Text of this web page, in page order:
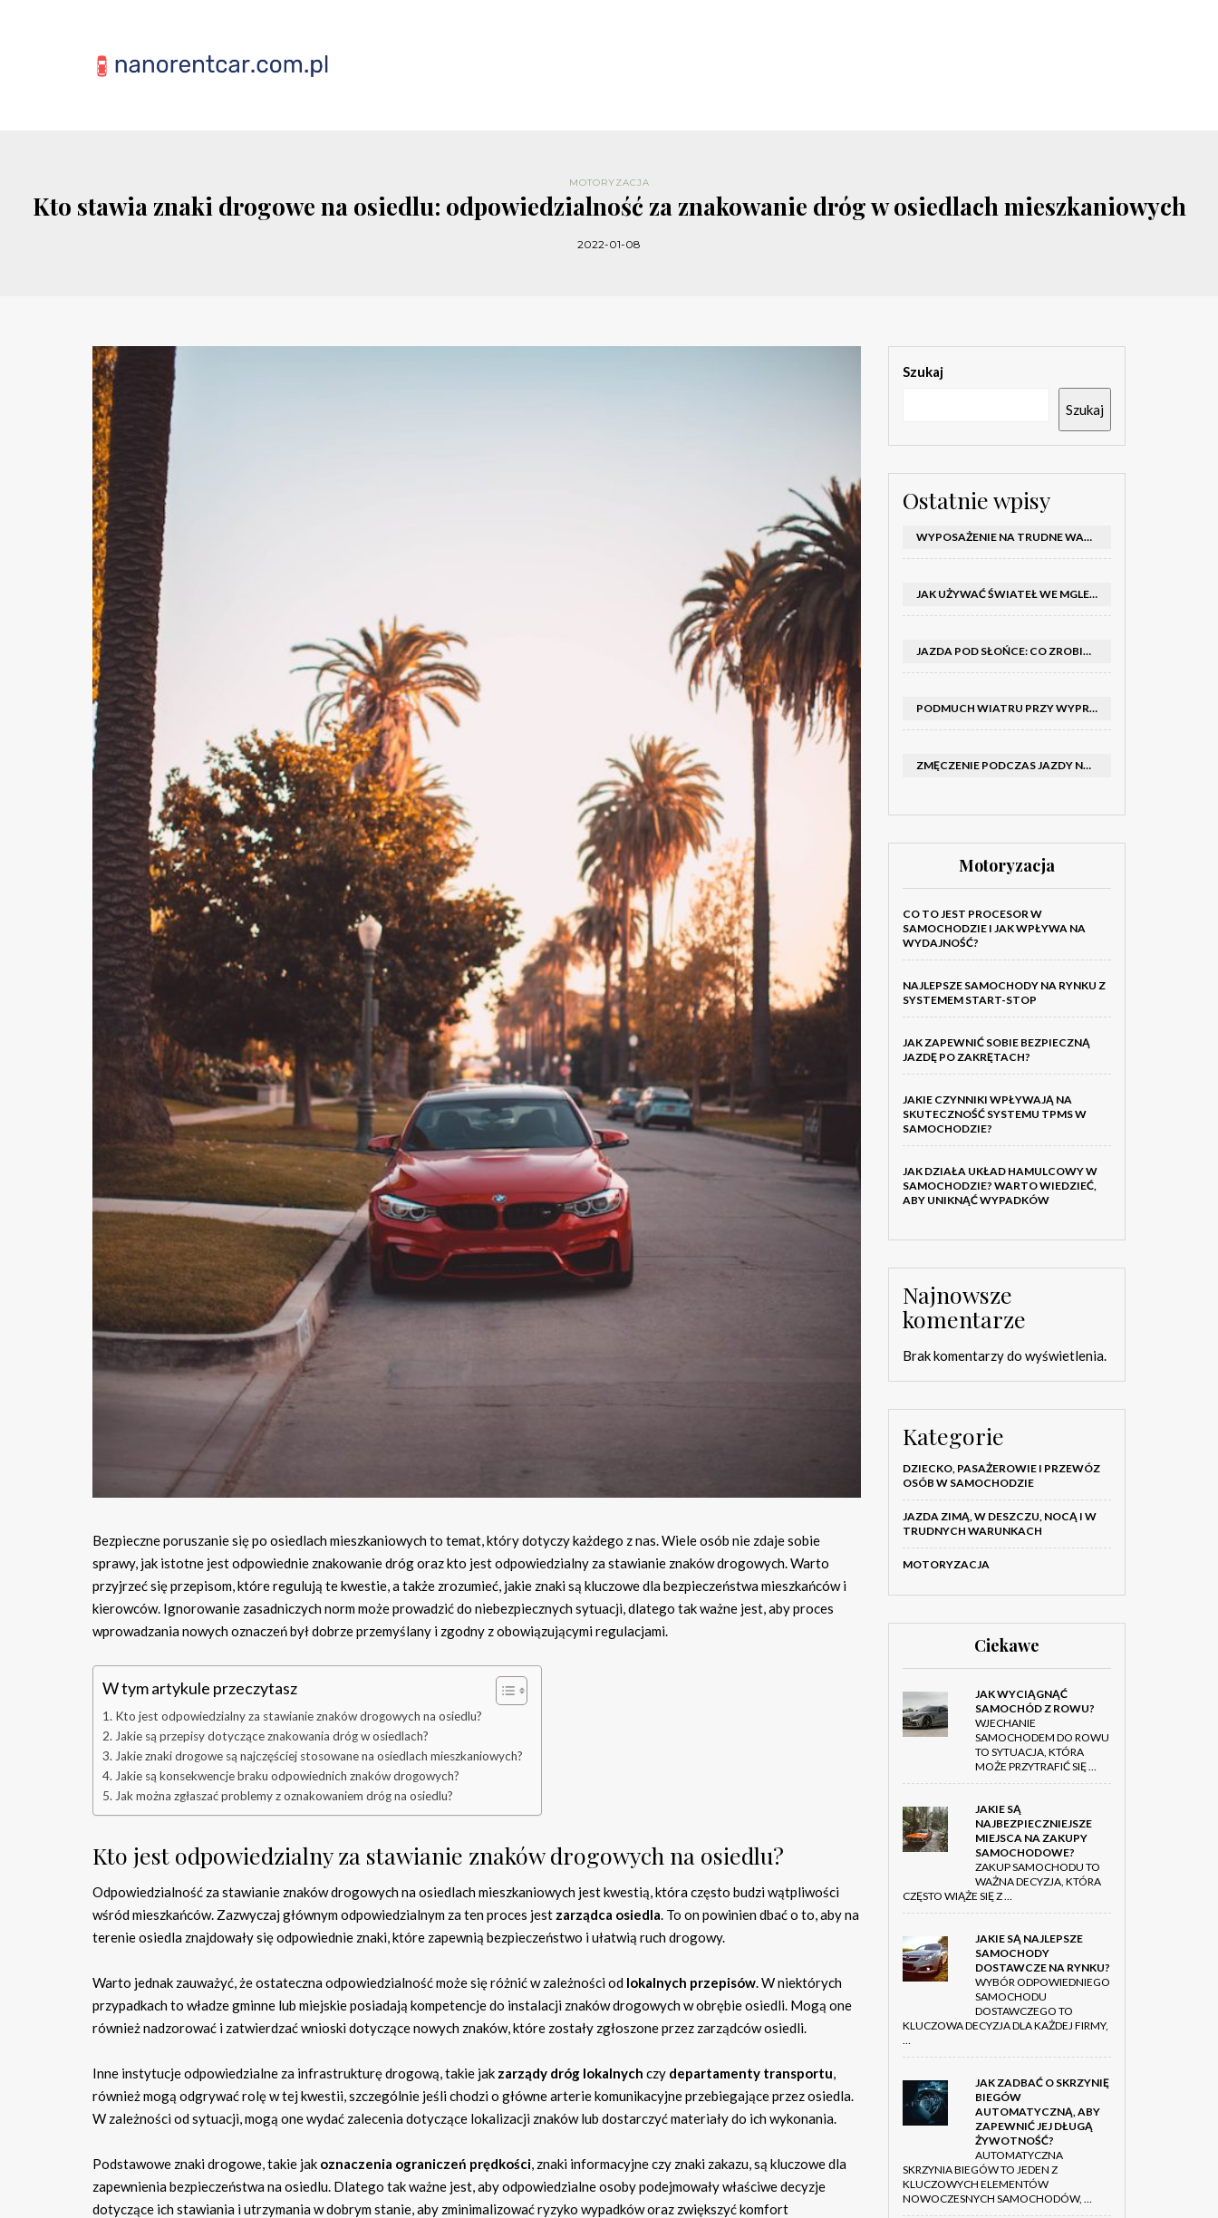
MOTORYZACJA
Kto stawia znaki drogowe na osiedlu: odpowiedzialność za znakowanie dróg w osiedlach mieszkaniowych
2022-01-08
Bezpieczne poruszanie się po osiedlach mieszkaniowych to temat, który dotyczy każdego z nas. Wiele osób nie zdaje sobie
sprawy, jak istotne jest odpowiednie znakowanie dróg oraz kto jest odpowiedzialny za stawianie znaków drogowych. Warto
przyjrzeć się przepisom, które regulują te kwestie, a także zrozumieć, jakie znaki są kluczowe dla bezpieczeństwa mieszkańców i
kierowców. Ignorowanie zasadniczych norm może prowadzić do niebezpiecznych sytuacji, dlatego tak ważne jest, aby proces
wprowadzania nowych oznaczeń był dobrze przemyślany i zgodny z obowiązującymi regulacjami.
W tym artykule przeczytasz
Kto jest odpowiedzialny za stawianie znaków drogowych na osiedlu?
Jakie są przepisy dotyczące znakowania dróg w osiedlach?
Jakie znaki drogowe są najczęściej stosowane na osiedlach mieszkaniowych?
Jakie są konsekwencje braku odpowiednich znaków drogowych?
Jak można zgłaszać problemy z oznakowaniem dróg na osiedlu?
Kto jest odpowiedzialny za stawianie znaków drogowych na osiedlu?
Odpowiedzialność za stawianie znaków drogowych na osiedlach mieszkaniowych jest kwestią, która często budzi wątpliwości
wśród mieszkańców. Zazwyczaj głównym odpowiedzialnym za ten proces jest zarządca osiedla. To on powinien dbać o to, aby na
terenie osiedla znajdowały się odpowiednie znaki, które zapewnią bezpieczeństwo i ułatwią ruch drogowy.
Warto jednak zauważyć, że ostateczna odpowiedzialność może się różnić w zależności od lokalnych przepisów. W niektórych
przypadkach to władze gminne lub miejskie posiadają kompetencje do instalacji znaków drogowych w obrębie osiedli. Mogą one
również nadzorować i zatwierdzać wnioski dotyczące nowych znaków, które zostały zgłoszone przez zarządców osiedli.
Inne instytucje odpowiedzialne za infrastrukturę drogową, takie jak zarządy dróg lokalnych czy departamenty transportu,
również mogą odgrywać rolę w tej kwestii, szczególnie jeśli chodzi o główne arterie komunikacyjne przebiegające przez osiedla.
W zależności od sytuacji, mogą one wydać zalecenia dotyczące lokalizacji znaków lub dostarczyć materiały do ich wykonania.
Podstawowe znaki drogowe, takie jak oznaczenia ograniczeń prędkości, znaki informacyjne czy znaki zakazu, są kluczowe dla
zapewnienia bezpieczeństwa na osiedlu. Dlatego tak ważne jest, aby odpowiedzialne osoby podejmowały właściwe decyzje
dotyczące ich stawiania i utrzymania w dobrym stanie, aby zminimalizować ryzyko wypadków oraz zwiększyć komfort
Szukaj
Szukaj
Ostatnie wpisy
WYPOSAŻENIE NA TRUDNE WARUNKI W SAMOCHODZIE: CO MIEĆ ZIMĄ, W TRASIE I NA WYPADEK AWARII
JAK UŻYWAĆ ŚWIATEŁ WE MGLE – KIEDY WŁĄCZYĆ MIJANIA I PRZECIWMGIELNE ORAZ CZEGO NIE ROBIĆ
JAZDA POD SŁOŃCE: CO ZROBIĆ, BY OGRANICZYĆ OLŚNIENIE I POPRAWIĆ WIDOCZNOŚĆ
PODMUCH WIATRU PRZY WYPRZEDZANIU CIĘŻARÓWKI: JAK UTRZYMAĆ TOR JAZDY I OPANOWAĆ AUTO
ZMĘCZENIE PODCZAS JAZDY NOCĄ – PO JAKICH SYGNAŁACH ROZPOZNAĆ SENNOŚĆ ZA KIEROWNICĄ I KIEDY ZROBIĆ PRZERWĘ
Motoryzacja
CO TO JEST PROCESOR W
SAMOCHODZIE I JAK WPŁYWA NA
WYDAJNOŚĆ?
NAJLEPSZE SAMOCHODY NA RYNKU Z
SYSTEMEM START-STOP
JAK ZAPEWNIĆ SOBIE BEZPIECZNĄ
JAZDĘ PO ZAKRĘTACH?
JAKIE CZYNNIKI WPŁYWAJĄ NA
SKUTECZNOŚĆ SYSTEMU TPMS W
SAMOCHODZIE?
JAK DZIAŁA UKŁAD HAMULCOWY W
SAMOCHODZIE? WARTO WIEDZIEĆ,
ABY UNIKNĄĆ WYPADKÓW
Najnowsze
komentarze
Brak komentarzy do wyświetlenia.
Kategorie
DZIECKO, PASAŻEROWIE I PRZEWÓZ
OSÓB W SAMOCHODZIE
JAZDA ZIMĄ, W DESZCZU, NOCĄ I W
TRUDNYCH WARUNKACH
MOTORYZACJA
Ciekawe
JAK WYCIĄGNĄĆ
SAMOCHÓD Z ROWU?
WJECHANIE
SAMOCHODEM DO ROWU
TO SYTUACJA, KTÓRA
MOŻE PRZYTRAFIĆ SIĘ …
JAKIE SĄ
NAJBEZPIECZNIEJSZE
MIEJSCA NA ZAKUPY
SAMOCHODOWE?
ZAKUP SAMOCHODU TO
WAŻNA DECYZJA, KTÓRA
CZĘSTO WIĄŻE SIĘ Z …
JAKIE SĄ NAJLEPSZE
SAMOCHODY
DOSTAWCZE NA RYNKU?
WYBÓR ODPOWIEDNIEGO
SAMOCHODU
DOSTAWCZEGO TO
KLUCZOWA DECYZJA DLA KAŻDEJ FIRMY,
…
JAK ZADBAĆ O SKRZYNIĘ
BIEGÓW
AUTOMATYCZNĄ, ABY
ZAPEWNIĆ JEJ DŁUGĄ
ŻYWOTNOŚĆ?
AUTOMATYCZNA
SKRZYNIA BIEGÓW TO JEDEN Z
KLUCZOWYCH ELEMENTÓW
NOWOCZESNYCH SAMOCHODÓW, …